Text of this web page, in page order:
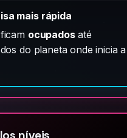
mais rápida
ocupadosaté
do planeta onde inicia a